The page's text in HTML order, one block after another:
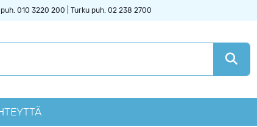
010 3220 200 | Turku puh. 02 238 2700